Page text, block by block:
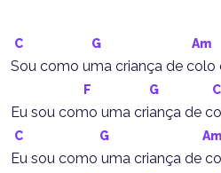
C G Am
Sou como uma criança de colo
F G C
Eu sou como uma criança de
C G Am
Eu sou como uma criança de